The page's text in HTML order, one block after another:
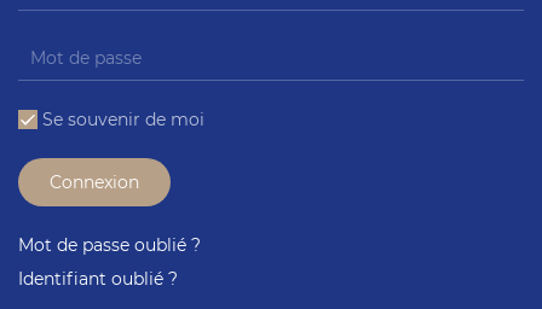
Se souvenir de moi
Connexion
Mot de passe oublié ?
Identifiant oublié ?